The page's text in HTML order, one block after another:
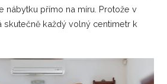
nábytku přímo na míru. Protože v
skutečně každý volný centimetr k